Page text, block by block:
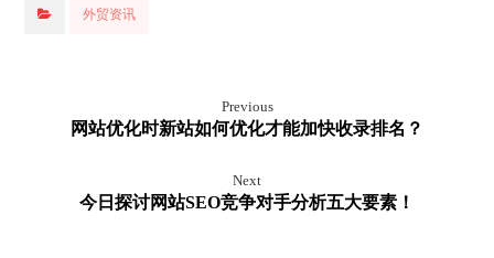
外贸资讯
Previous
网站优化时新站如何优化才能加快收录排名？
Next
今日探讨网站SEO竞争对手分析五大要素！